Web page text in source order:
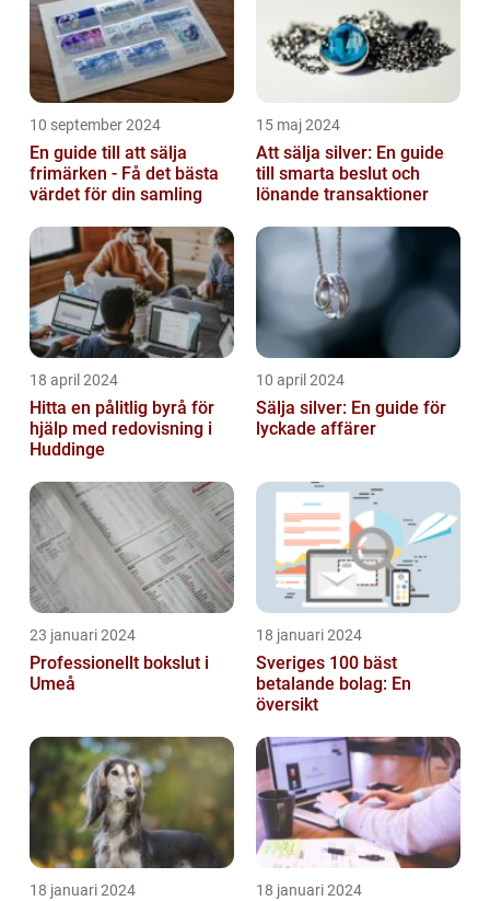
10 september 2024
En guide till att sälja
frimärken - Få det bästa
värdet för din samling
15 maj 2024
Att sälja silver: En guide
till smarta beslut och
lönande transaktioner
18 april 2024
Hitta en pålitlig byrå för
hjälp med redovisning i
Huddinge
10 april 2024
Sälja silver: En guide för
lyckade affärer
23 januari 2024
Professionellt bokslut i
Umeå
18 januari 2024
Sveriges 100 bäst
betalande bolag: En
översikt
18 januari 2024 18 januari 2024